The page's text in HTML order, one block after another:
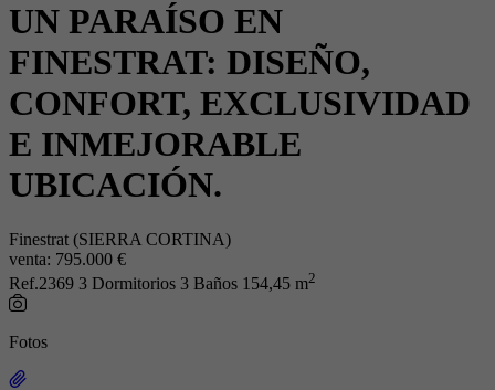
UN PARAÍSO EN
FINESTRAT: DISEÑO,
CONFORT, EXCLUSIVIDAD
E INMEJORABLE
UBICACIÓN.
Finestrat (SIERRA CORTINA)
venta: 795.000 €
Ref.2369 3 Dormitorios 3 Baños 154,45 m2
Fotos